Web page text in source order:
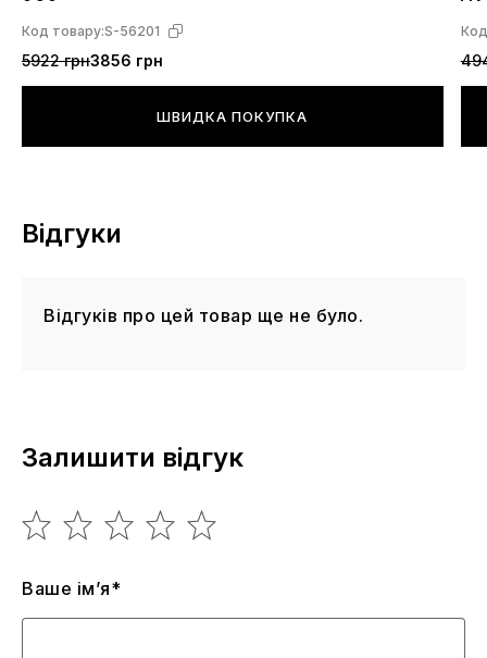
транспортуванні взуття перевізником "Нова Пошта" не
виключені фізичні пошкодження коробки та упаковки.
Код товару:S-56201
5922 грн3856 грн
ШВИДКА ПОКУПКА
Відгуки
Відгуків про цей товар ще не було.
Залишити відгук
Ваше ім’я*